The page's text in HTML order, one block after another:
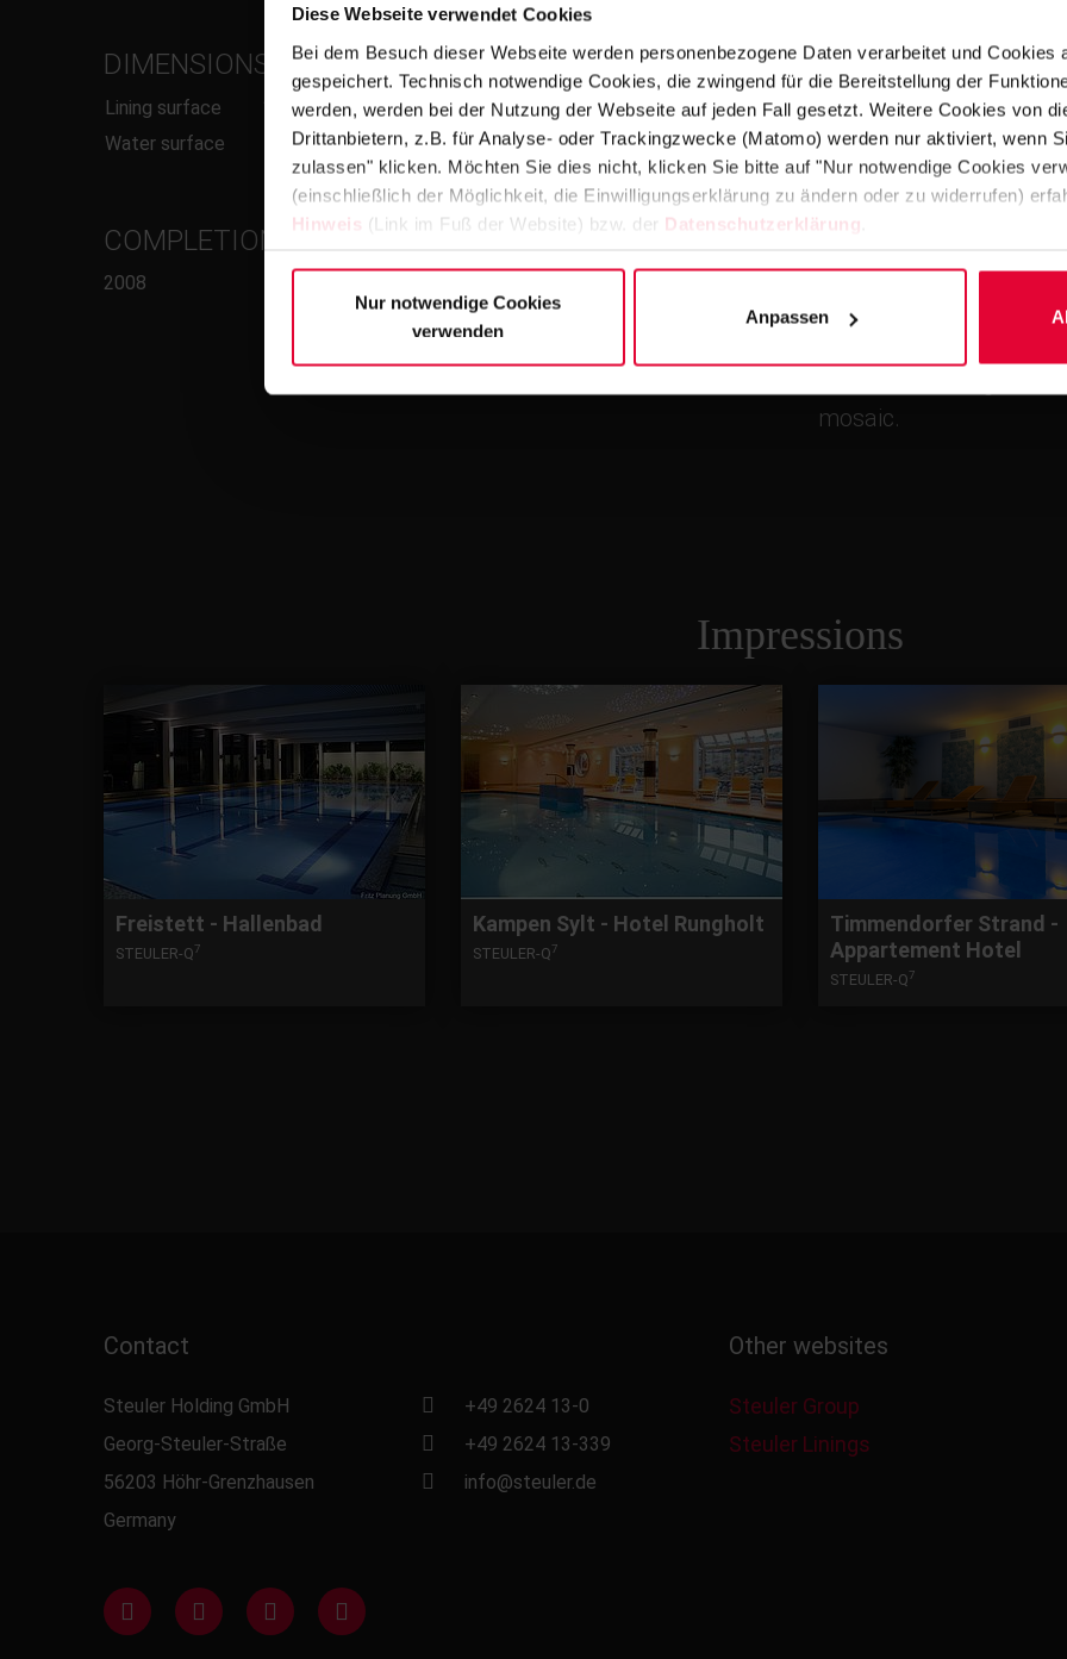
Diese Webseite verwendet Cookies
Bei dem Besuch dieser Webseite werden personenbezogene Daten verarbeitet und Cookies
gespeichert. Technisch notwendige Cookies, die zwingend für die Bereitstellung der
werden, werden bei der Nutzung der Webseite auf jeden Fall gesetzt. Weitere Cookies von
Drittanbietern, z.B. für Analyse- oder Trackingzwecke (Matomo) werden nur aktiviert, wenn
zulassen" klicken. Möchten Sie dies nicht, klicken Sie bitte auf "Nur notwendige Cookies
(einschließlich der Möglichkeit, die Einwilligungserklärung zu ändern oder zu widerrufen)
Hinweis (Link im Fuß der Website) bzw. der Datenschutzerklärung
Nur notwendige Cookies
verwenden
Anpassen
DIMENSIONS
Lining surface
130 m²
Water surface
60 m²
COMPLETION
2008
The pool in the
The Steuler
and concreting work.
was then installed.
included forming the
mosaic.
Impressions
Freistett - Hallenbad
STEULER-Q7
Kampen Sylt - Hotel Rungholt
STEULER-Q7
Timmendorfer Strand -
Appartement Hotel
STEULER-Q7
Contact
Steuler Holding GmbH
Georg-Steuler-Straße
56203 Höhr-Grenzhausen
Germany
+49 2624 13-0
+49 2624 13-339
info@steuler.de
Other websites
Steuler Group
Steuler Linings